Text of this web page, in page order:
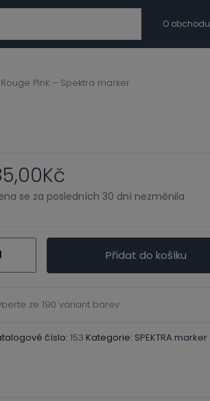
O obchodu
Rouge Pink – Spektra marker
Kč
se za posledních 30 dní nezměnila
Přidat do košíku
ze 190 variant barev.
číslo: 153 Kategorie: SPEKTRA marker
modal-check